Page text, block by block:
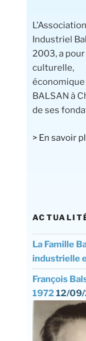
Industriel
2003, a
culturelle,
BALSAN à
de ses
> En savoir
La Famille
industrielle
François
1972 12/